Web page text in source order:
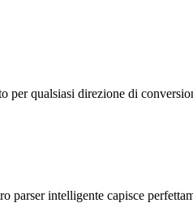
per qualsiasi direzione di
intelligente capisce